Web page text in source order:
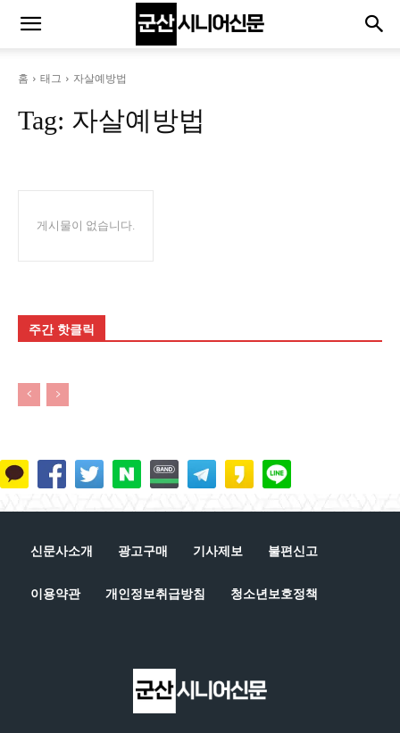
홈 태그 자살예방법
Tag: 자살예방법
게시물이 없습니다.
주간 핫클릭
신문사소개 광고구매 기사제보 불편신고
이용약관 개인정보취급방침 청소년보호정책